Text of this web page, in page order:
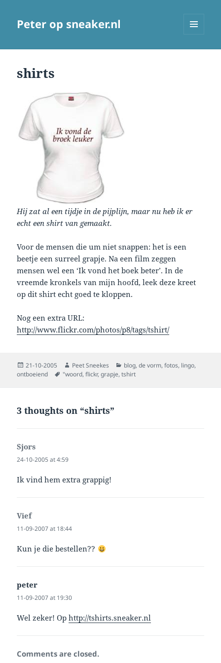
Peter op sneaker.nl
shirts
Hij zat al een tijdje in de pijplijn, maar nu heb ik er
echt een shirt van gemaakt.
Voor de mensen die um niet snappen: het is een
beetje een surreel grapje. Na een film zeggen
mensen wel een ‘Ik vond het boek beter’. In de
vreemde kronkels van mijn hoofd, leek deze kreet
op dit shirt echt goed te kloppen.
Nog een extra URL:
http://www.flickr.com/photos/p8/tags/tshirt/
Posted
on
21-10-2005 Author
Peet Sneekes Categories
blog,de vorm,fotos, lingo,
ontboeiend
Tags
"woord,flickr,grapje,tshirt
3 thoughts on “shirts”
Sjors
24-10-2005 at 4:59
Ik vind hem extra grappig!
Viefsays:
11-09-2007 at 18:44
Kun je die bestellen??
peter
11-09-2007 at 19:30
Wel zeker! Ophttp://tshirts.sneaker.nl
Comments are closed.